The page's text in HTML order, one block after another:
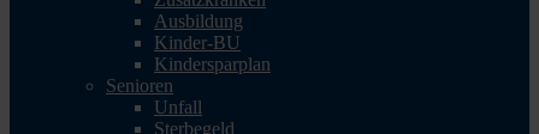
Ausbildung
Kinder-BU
Kindersparplan
Senioren
Unfall
Sterbegeld